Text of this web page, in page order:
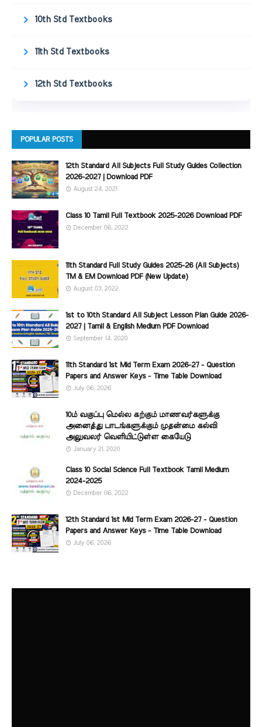
10th Std Textbooks
11th Std Textbooks
12th Std Textbooks
POPULAR POSTS
12th Standard All Subjects Full Study Guides Collection
2026-2027 | Download PDF
August 24, 2021
Class 10 Tamil Full Textbook 2025-2026 Download PDF
December 06, 2022
11th Standard Full Study Guides 2025-26 (All Subjects)
TM & EM Download PDF (New Update)
August 03, 2022
1st to 10th Standard All Subject Lesson Plan Guide 2026-
2027 | Tamil & English Medium PDF Download
September 14, 2020
11th Standard 1st Mid Term Exam 2026-27 - Question
Papers and Answer Keys - Time Table Download
July 06, 2026
10ம் வகுப்பு மெல்ல கற்கும் மாணவர்களுக்கு
அனைத்து பாடங்களுக்கும் முதன்மை கல்வி
அலுவலர் வெளியிட்டுள்ள கையேடு
January 21, 2020
Class 10 Social Science Full Textbook Tamil Medium
2024-2025
December 06, 2022
12th Standard 1st Mid Term Exam 2026-27 - Question
Papers and Answer Keys - Time Table Download
July 06, 2026